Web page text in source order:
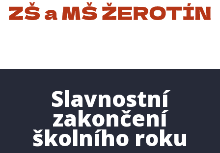
Slavnostní
zakončení
školního roku